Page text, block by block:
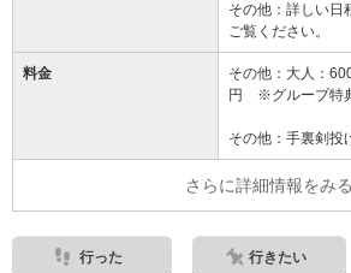
その他：詳しい日
ご覧ください。
料金
その他：大人：
その他：手裏剣投
さらに詳細情報をみる
行った 行きたい